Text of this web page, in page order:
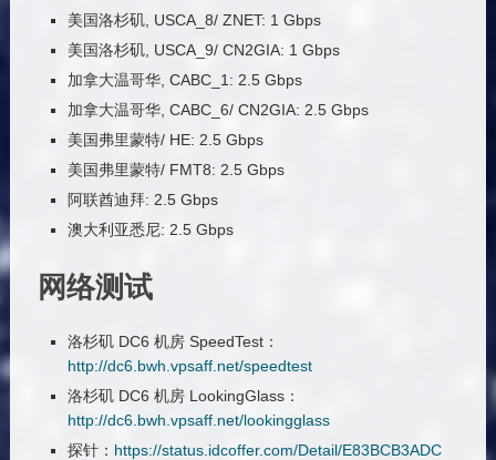
美国洛杉矶, USCA_8/ ZNET: 1 Gbps
美国洛杉矶, USCA_9/ CN2GIA: 1 Gbps
加拿大温哥华, CABC_1: 2.5 Gbps
加拿大温哥华, CABC_6/ CN2GIA: 2.5 Gbps
美国弗里蒙特/ HE: 2.5 Gbps
美国弗里蒙特/ FMT8: 2.5 Gbps
阿联酋迪拜: 2.5 Gbps
澳大利亚悉尼: 2.5 Gbps
网络测试
洛杉矶 DC6 机房 SpeedTest：
http://dc6.bwh.vpsaff.net/speedtest
洛杉矶 DC6 机房 LookingGlass：
http://dc6.bwh.vpsaff.net/lookingglass
探针： https://status.idcoffer.com/Detail/E83BCB3ADC